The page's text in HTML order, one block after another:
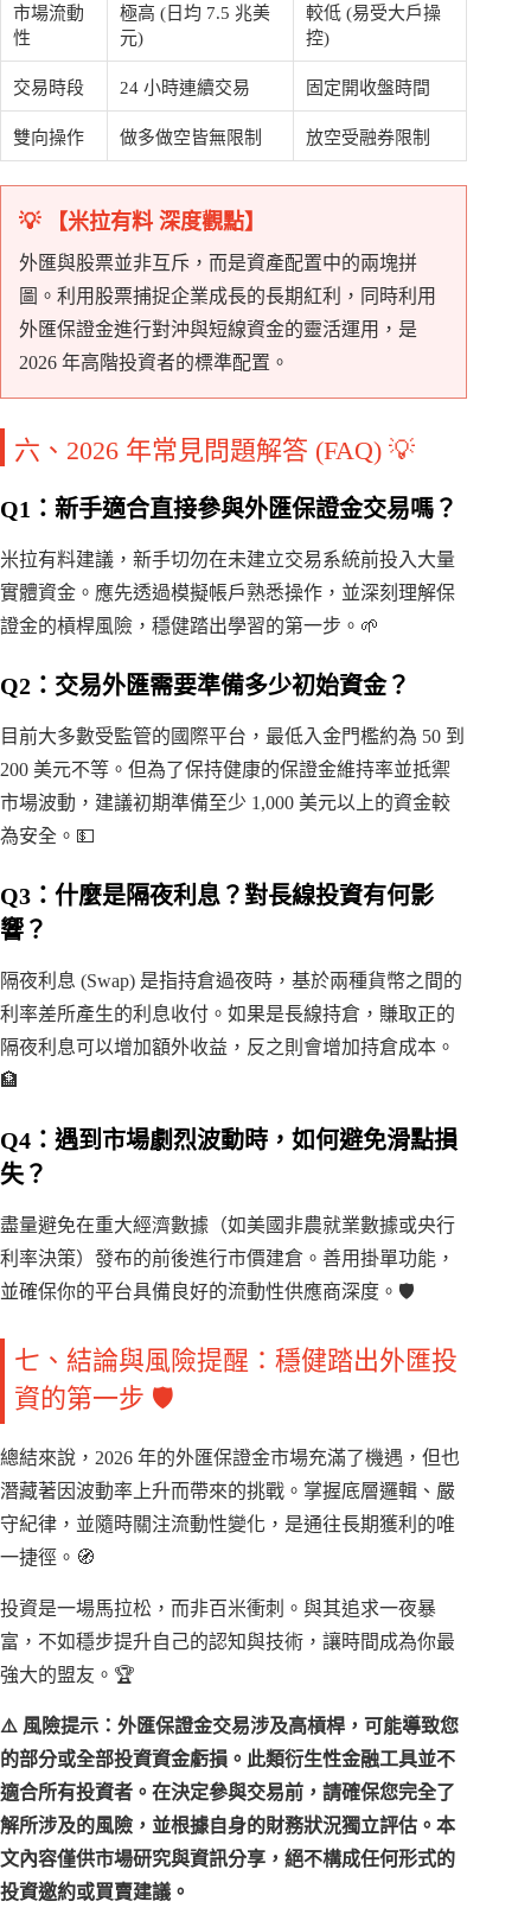
市場流動
性
極高 (日均 7.5 兆美
元)
較低 (易受大戶操
控)
交易時段 24 小時連續交易 固定開收盤時間
雙向操作 做多做空皆無限制 放空受融券限制
💡 【米拉有料 深度觀點】
外匯與股票並非互斥，而是資產配置中的兩塊拼
圖。利用股票捕捉企業成長的長期紅利，同時利用
外匯保證金進行對沖與短線資金的靈活運用，是
2026 年高階投資者的標準配置。
六、2026 年常見問題解答 (FAQ) 💡
Q1：新手適合直接參與外匯保證金交易嗎？
米拉有料建議，新手切勿在未建立交易系統前投入大量
實體資金。應先透過模擬帳戶熟悉操作，並深刻理解保
證金的槓桿風險，穩健踏出學習的第一步。🌱
Q2：交易外匯需要準備多少初始資金？
目前大多數受監管的國際平台，最低入金門檻約為 50 到
200 美元不等。但為了保持健康的保證金維持率並抵禦
市場波動，建議初期準備至少 1,000 美元以上的資金較
為安全。💵
Q3：什麼是隔夜利息？對長線投資有何影
響？
隔夜利息 (Swap) 是指持倉過夜時，基於兩種貨幣之間的
利率差所產生的利息收付。如果是長線持倉，賺取正的
隔夜利息可以增加額外收益，反之則會增加持倉成本。
🏦
Q4：遇到市場劇烈波動時，如何避免滑點損
失？
盡量避免在重大經濟數據（如美國非農就業數據或央行
利率決策）發布的前後進行市價建倉。善用掛單功能，
並確保你的平台具備良好的流動性供應商深度。🛡️
七、結論與風險提醒：穩健踏出外匯投
資的第一步 🛡️
總結來說，2026 年的外匯保證金市場充滿了機遇，但也
潛藏著因波動率上升而帶來的挑戰。掌握底層邏輯、嚴
守紀律，並隨時關注流動性變化，是通往長期獲利的唯
一捷徑。🧭
投資是一場馬拉松，而非百米衝刺。與其追求一夜暴
富，不如穩步提升自己的認知與技術，讓時間成為你最
強大的盟友。🏆
⚠️ 風險提示：外匯保證金交易涉及高槓桿，可能導致您
的部分或全部投資資金虧損。此類衍生性金融工具並不
適合所有投資者。在決定參與交易前，請確保您完全了
解所涉及的風險，並根據自身的財務狀況獨立評估。本
文內容僅供市場研究與資訊分享，絕不構成任何形式的
投資邀約或買賣建議。